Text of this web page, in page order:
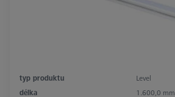
typ produktu
Level
délka
1.600,0 mm